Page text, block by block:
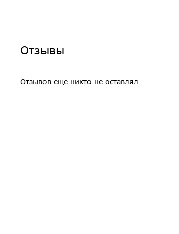
Отзывы
Отзывов еще никто не оставлял